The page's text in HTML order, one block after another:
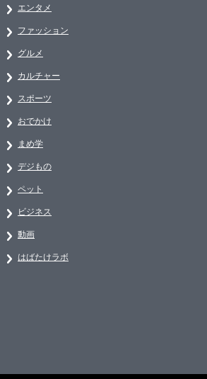
エンタメ
ファッション
グルメ
カルチャー
スポーツ
おでかけ
まめ学
デジもの
ペット
ビジネス
動画
はばたけラボ